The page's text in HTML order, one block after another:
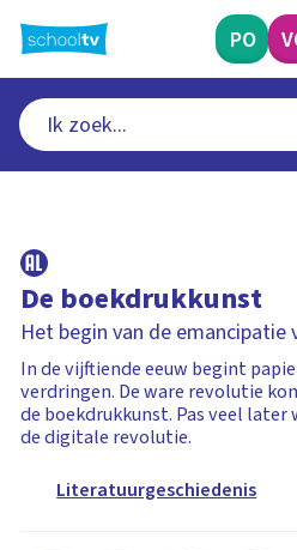
naar
hoofdinhoud
PO
De boekdrukkunst
Het begin van de emancipatie
In de vijftiende eeuw begint
verdringen. De ware revolutie
de boekdrukkunst. Pas veel
de digitale revolutie.
Literatuurgeschiedenis